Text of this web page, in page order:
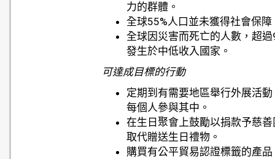
力的群體。
全球55%人口並未獲得社會保障
全球因災害而死亡的人數，超過
發生於中低收入國家。
可達成目標的行動
定期到有需要地區舉行外展活動
每個人參與其中。
在生日聚會上鼓勵以捐款予慈善
取代贈送生日禮物。
購買有公平貿易認證標籤的產品